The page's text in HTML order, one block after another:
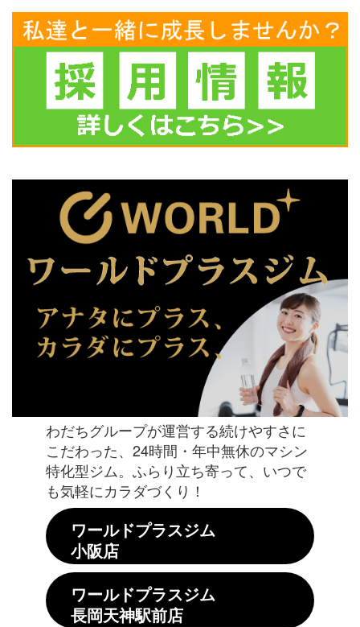
わだちグループが運営する続けやすさに
こだわった、24時間・年中無休のマシン
特化型ジム。ふらり立ち寄って、いつで
も気軽にカラダづくり！
ワールドプラスジム
小阪店
ワールドプラスジム
長岡天神駅前店